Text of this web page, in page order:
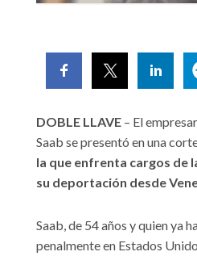
DOBLE LLAVE – El
Saab se presentó en una
la que enfrenta cargos de
su deportación desde
Saab, de 54 años y quien ya
penalmente en Estados